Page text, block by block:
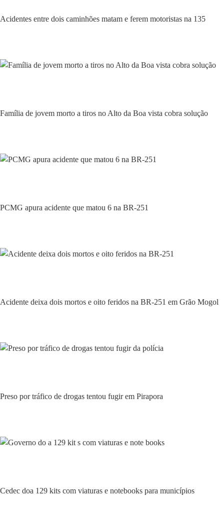
Acidentes entre dois caminhões matam e ferem motoristas na 135
Família de jovem morto a tiros no Alto da Boa vista cobra solução
PCMG apura acidente que matou 6 na BR-251
Acidente deixa dois mortos e oito feridos na BR-251 em Grão Mogol
Preso por tráfico de drogas tentou fugir em Pirapora
Cedec doa 129 kits com viaturas e notebooks para municípios